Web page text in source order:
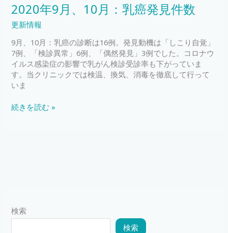
て
2020年9月、10月：乳癌発見件数
更新情報
9月、10月：乳癌の診断は16例。発見動機は「しこり自覚」
7例、「検診異常」6例、「偶然発見」3例でした。コロナウ
イルス感染症の影響で乳がん検診受診率も下がっていま
す。当クリニックでは検温、換気、消毒を徹底して行って
いま
2020
年
9
月、
10
月：
乳
癌
発
見
件
続きを読む »
検索
検索